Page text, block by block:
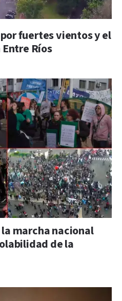
fuertes vientos y el
Ríos
marcha nacional
de la